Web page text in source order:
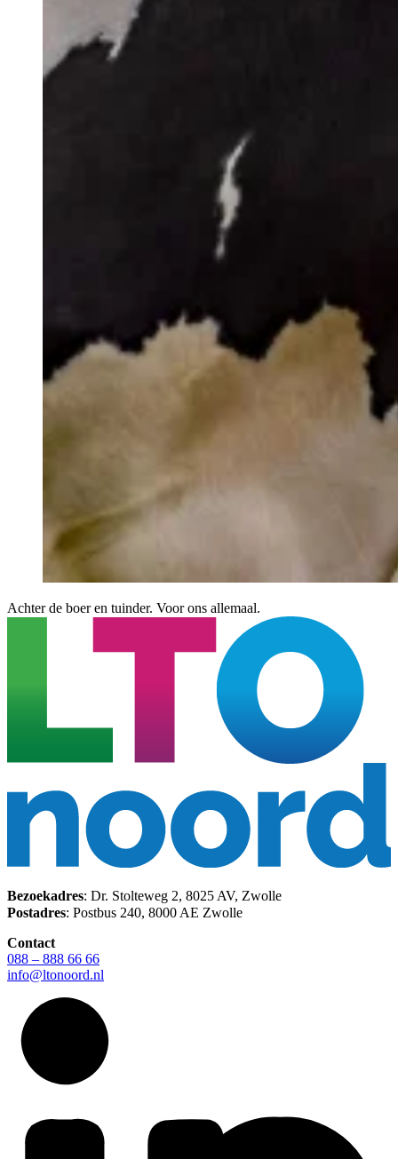
Achter de boer en tuinder. Voor ons allemaal.
Bezoekadres: Dr. Stolteweg 2, 8025 AV, Zwolle
Postadres: Postbus 240, 8000 AE Zwolle
Contact
088 – 888 66 66
info@ltonoord.nl